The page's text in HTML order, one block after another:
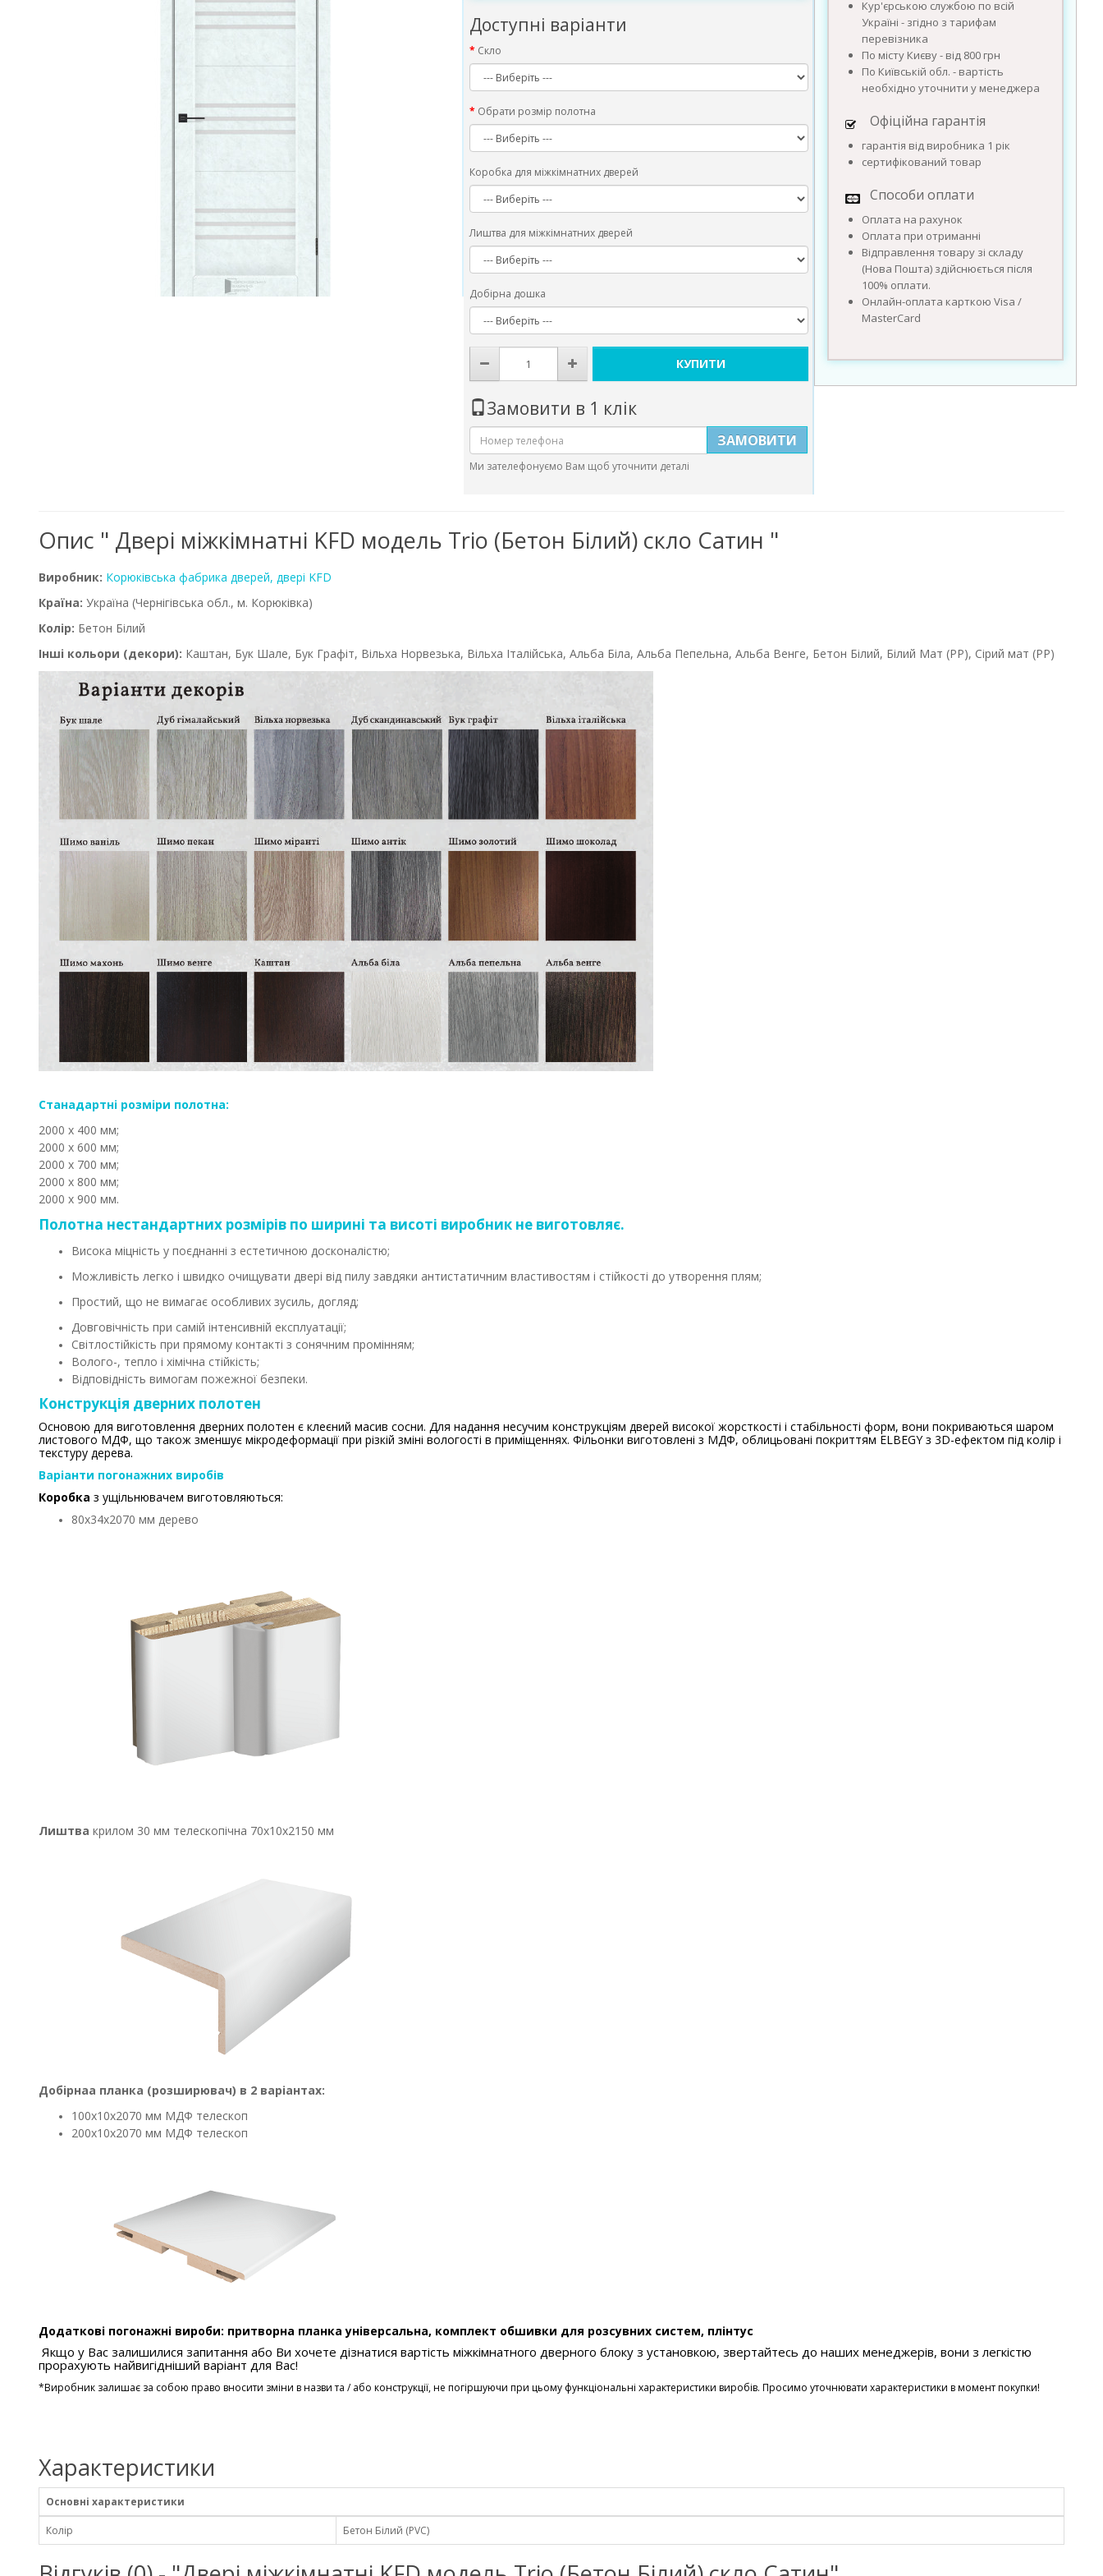
Доступні варіанти
Скло
Обрати розмір полотна
Коробка для міжкімнатних дверей
Лиштва для міжкімнатних дверей
Добірна дошка
КУПИТИ
Замовити в 1 клік
ЗАМОВИТИ
Ми зателефонуємо Вам щоб уточнити деталі
Кур'єрською службою по всій
Україні - згідно з тарифам
перевізника
По місту Києву - від 800 грн
По Київській обл. - вартість
необхідно уточнити у менеджера
Офіційна гарантія
гарантія від виробника 1 рік
сертифікований товар
Способи оплати
Оплата на рахунок
Оплата при отриманні
Відправлення товару зі складу
(Нова Пошта) здійснюється після
100% оплати.
Онлайн-оплата карткою Visa /
MasterCard
Опис " Двері міжкімнатні KFD модель Trio (Бетон Білий) скло Сатин "
Виробник: Корюківська фабрика дверей, двері KFD
Країна: Україна (Чернігівська обл., м. Корюківка)
Колір: Бетон Білий
Інші кольори (декори): Каштан, Бук Шале, Бук Графіт, Вільха Норвезька, Вільха Італійська, Альба Біла, Альба Пепельна, Альба Венге, Бетон Білий, Білий Мат (PP), Сірий мат (РР)
Станадартні розміри полотна:
2000 х 400 мм;
2000 х 600 мм;
2000 х 700 мм;
2000 х 800 мм;
2000 х 900 мм.
Полотна нестандартних розмірів по ширині та висоті виробник не виготовляє.
Висока міцність у поєднанні з естетичною досконалістю;
Можливість легко і швидко очищувати двері від пилу завдяки антистатичним властивостям і стійкості до утворення плям;
Простий, що не вимагає особливих зусиль, догляд;
Довговічність при самій інтенсивній експлуатації;
Світлостійкість при прямому контакті з сонячним промінням;
Волого-, тепло і хімічна стійкість;
Відповідність вимогам пожежної безпеки.
Конструкція дверних полотен
Основою для виготовлення дверних полотен є клеєний масив сосни. Для надання несучим конструкціям дверей високої жорсткості і стабільності форм, вони покриваються шаром
листового МДФ, що також зменшує мікродеформації при різкій зміні вологості в приміщеннях. Фільонки виготовлені з МДФ, облицьовані покриттям ELBEGY з 3D-ефектом під колір і
текстуру дерева.
Варіанти погонажних виробів
Коробка з ущільнювачем виготовляються:
80х34х2070 мм дерево
Лиштва крилом 30 мм телескопічна 70х10х2150 мм
Добірнаа планка (розширювач) в 2 варіантах:
100х10х2070 мм МДФ телескоп
200х10х2070 мм МДФ телескоп
Додаткові погонажні вироби: притворна планка універсальна, комплект обшивки для розсувних систем, плінтус
Якщо у Вас залишилися запитання або Ви хочете дізнатися вартість міжкімнатного дверного блоку з установкою, звертайтесь до наших менеджерів, вони з легкістю
прорахують найвигідніший варіант для Вас!
*Виробник залишає за собою право вносити зміни в назви та / або конструкції, не погіршуючи при цьому функціональні характеристики виробів. Просимо уточнювати характеристики в момент покупки!
Характеристики
Основні характеристики
Колір Бетон Білий (PVC)